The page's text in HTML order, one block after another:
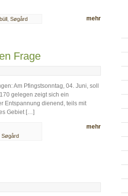
mehr
Søgård
Frage
Am Pfingstsonntag, 04. Juni, soll
gelegen zeigt sich ein
Entspannung dienend, teils mit
Gebiet […]
mehr
Søgård